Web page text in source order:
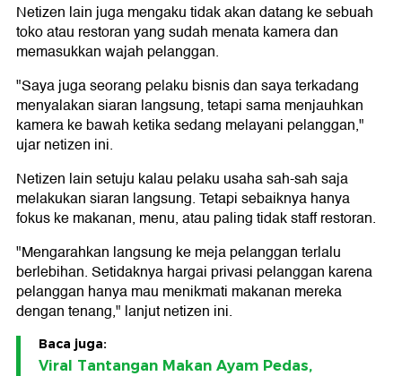
Netizen lain juga mengaku tidak akan datang ke sebuah
toko atau restoran yang sudah menata kamera dan
memasukkan wajah pelanggan.
"Saya juga seorang pelaku bisnis dan saya terkadang
menyalakan siaran langsung, tetapi sama menjauhkan
kamera ke bawah ketika sedang melayani pelanggan,"
ujar netizen ini.
Netizen lain setuju kalau pelaku usaha sah-sah saja
melakukan siaran langsung. Tetapi sebaiknya hanya
fokus ke makanan, menu, atau paling tidak staff restoran.
"Mengarahkan langsung ke meja pelanggan terlalu
berlebihan. Setidaknya hargai privasi pelanggan karena
pelanggan hanya mau menikmati makanan mereka
dengan tenang," lanjut netizen ini.
Baca juga:
Viral Tantangan Makan Ayam Pedas,